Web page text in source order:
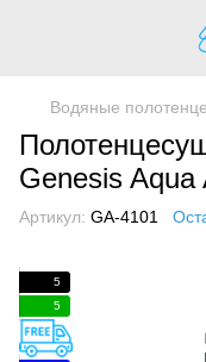
Водяные
Genesis Aqua
Артикул: GA-4101
5
5